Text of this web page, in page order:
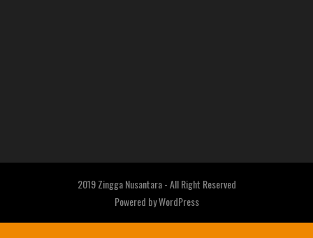
2019 Zingga Nusantara - All Right Reserved
Powered byWordPress